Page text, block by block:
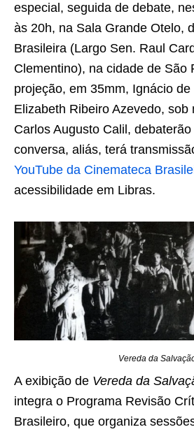
especial, seguida de debate,
às 20h, na Sala Grande Otelo,
Brasileira (Largo Sen. Raul
Clementino), na cidade de São
projeção, em 35mm, Ignácio
Elizabeth Ribeiro Azevedo, sob
Carlos Augusto Calil, debaterão
conversa, aliás, terá
YouTube da Cinemateca
acessibilidade em Libras.
Vereda da
A exibição de Vereda da
integra o Programa Revisão
Brasileiro, que organiza